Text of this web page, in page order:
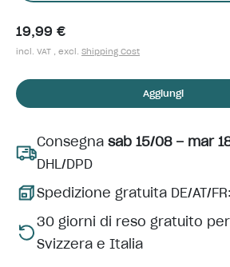
19,99 €
incl. VAT , excl. Shipping Cost
Aggiungi
Consegna sab 15/08 – mar
DHL/DPD
Spedizione gratuita DE/AT/
30 giorni di reso gratuito
Svizzera e Italia